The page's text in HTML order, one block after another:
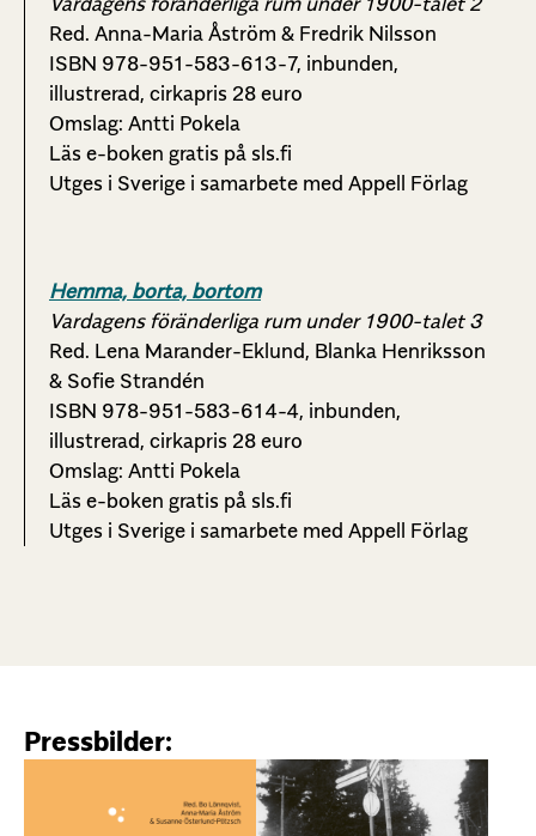
Red. Anna-Maria Åström & Fredrik Nilsson
ISBN 978-951-583-613-7, inbunden,
illustrerad, cirkapris 28 euro
Omslag: Antti Pokela
Läs e-boken gratis på sls.fi
Utges i Sverige i samarbete med Appell Förlag
Hemma, borta, bortom
Vardagens föränderliga rum under 1900-talet 3
Red. Lena Marander-Eklund, Blanka Henriksson
& Sofie Strandén
ISBN 978-951-583-614-4, inbunden,
illustrerad, cirkapris 28 euro
Omslag: Antti Pokela
Läs e-boken gratis på sls.fi
Utges i Sverige i samarbete med Appell Förlag